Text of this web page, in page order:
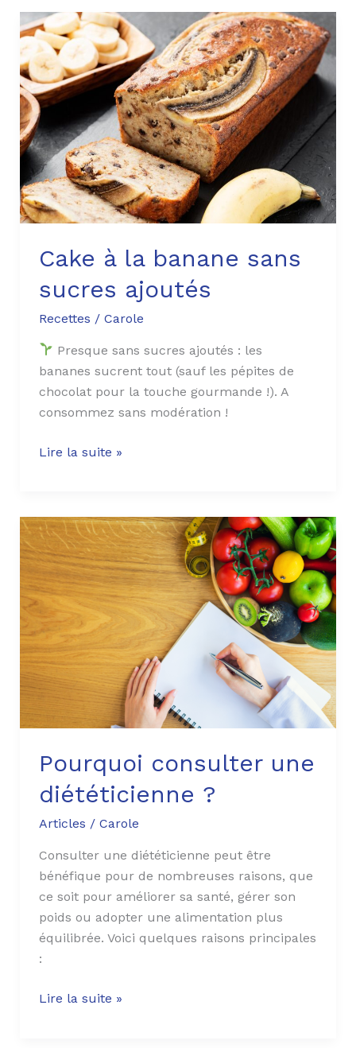
Cake à la banane sans
sucres ajoutés
Recettes / Carole
Presque sans sucres ajoutés : les
bananes sucrent tout (sauf les pépites de
chocolat pour la touche gourmande !). A
consommez sans modération !
Cake
à
la
banane
sans
sucres
ajoutés
Lire la suite »
Pourquoi consulter une
diététicienne ?
Articles / Carole
Consulter une diététicienne peut être
bénéfique pour de nombreuses raisons, que
ce soit pour améliorer sa santé, gérer son
poids ou adopter une alimentation plus
équilibrée. Voici quelques raisons principales
:
Pourquoi
consulter
une
diététicienne
?
Lire la suite »